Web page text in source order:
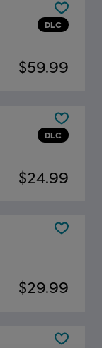
DLC
$59.99
DLC
$24.99
$29.99